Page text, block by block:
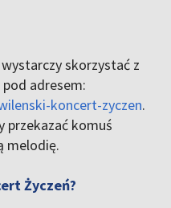
skorzystać z
adresem:
koncert-zyczen.
przekazać komuś
melodię.
Życzeń?